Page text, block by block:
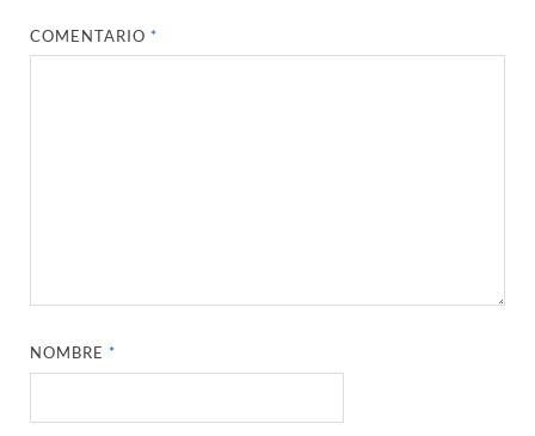
COMENTARIO*
NOMBRE*